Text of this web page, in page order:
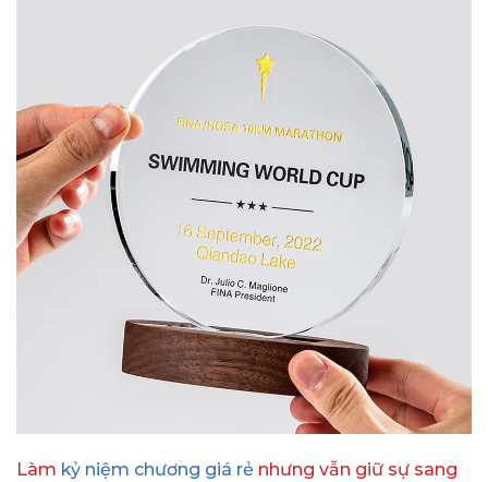
Làm kỷ niệm chương giá rẻ nhưng vẫn giữ sự sang